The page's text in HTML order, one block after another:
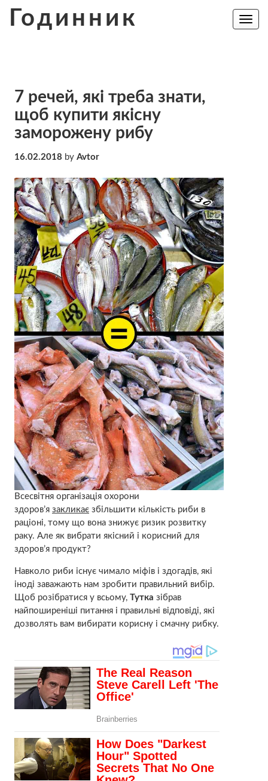
Годинник
Toggle
7 речей, які треба знати,
щоб купити якісну
заморожену рибу
16.02.2018 by Avtor
Всесвітня організація охорони
здоров’я закликаєзбільшити кількість риби в
раціоні, тому що вона знижує ризик розвитку
раку. Але як вибрати якісний і корисний для
здоров’я продукт?
Навколо риби існує чимало міфів і здогадів, які
іноді заважають нам зробити правильний вибір.
Щоб розібратися у всьому, Тутка зібрав
найпоширеніші питання і правильні відповіді, які
дозволять вам вибирати корисну і смачну рибку.